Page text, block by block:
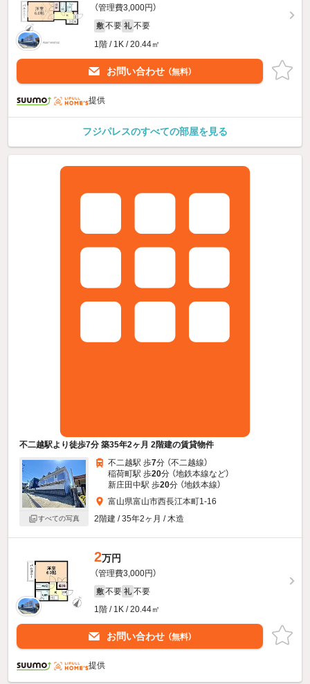
（管理費3,000円）
敷 不要 礼 不要
1階 / 1K / 20.44㎡
お問い合わせ （無料）
提供
フジパレスのすべての部屋を見る
不二越駅より徒歩7分 築35年2ヶ月 2階建の賃貸物件
すべての写真
不二越駅 歩7分 （不二越線）
稲荷町駅 歩20分 （地鉄本線など）
新庄田中駅 歩20分 （地鉄本線）
富山県富山市西長江本町1-16
2階建 / 35年2ヶ月 / 木造
2万円
（管理費3,000円）
敷 不要 礼 不要
1階 / 1K / 20.44㎡
お問い合わせ （無料）
提供